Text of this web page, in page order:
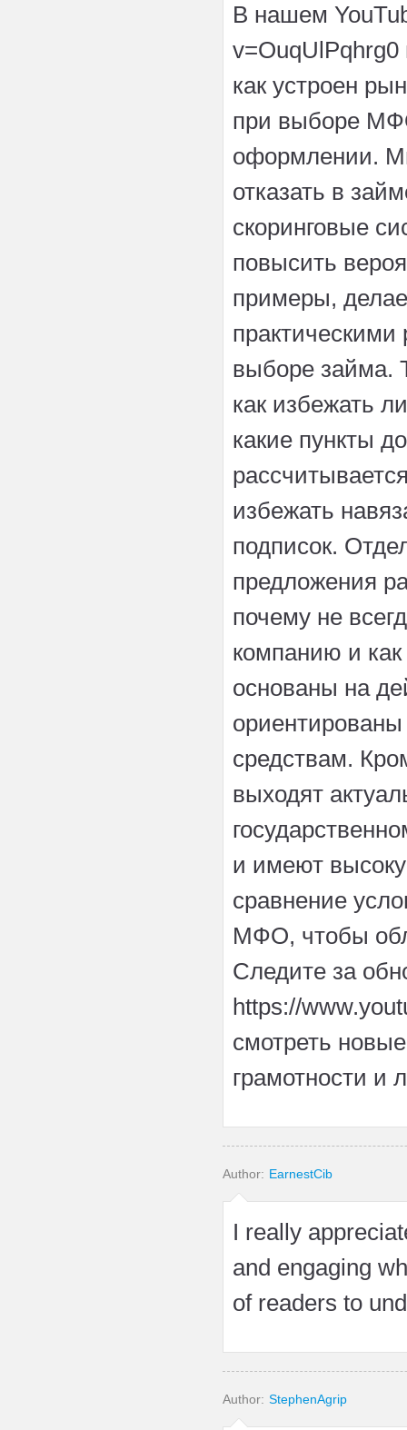
В нашем
как устроен
при выборе
оформлении.
отказать в
скоринговые
повысить
примеры,
выборе займа.
как избежать
какие пункты
избежать
подписок.
предложения
почему не
компанию и
основаны на
средствам.
выходят
и имеют
сравнение
МФО, чтобы
Следите за
https://
смотреть
грамотности и
Author: EarnestCib
I really
and engaging
of readers to
Author: StephenAgrip